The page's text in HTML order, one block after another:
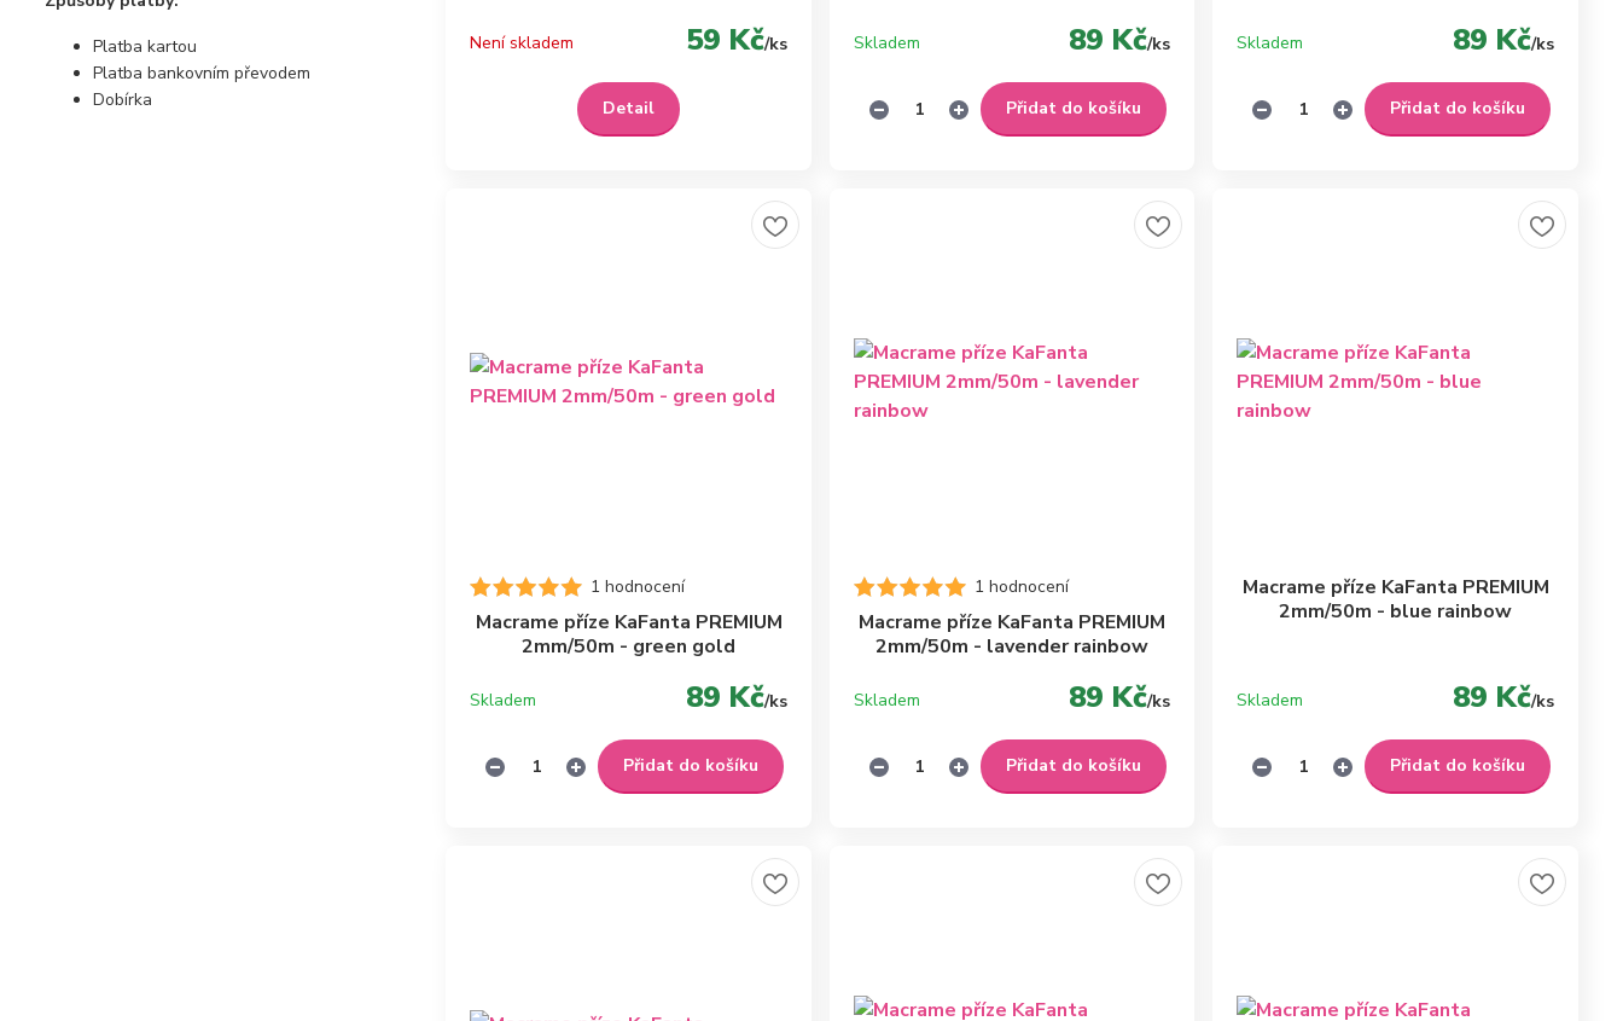
59 Kč/ks
Není skladem
Detail
89 Kč/ks
Skladem
Přidat do košíku
89 Kč/ks
Skladem
Přidat do košíku
1 hodnocení
Macrame příze KaFanta PREMIUM
2mm/50m - green gold
89 Kč/ks
Skladem
Přidat do košíku
1 hodnocení
Macrame příze KaFanta PREMIUM
2mm/50m - lavender rainbow
89 Kč/ks
Skladem
Přidat do košíku
Macrame příze KaFanta PREMIUM
2mm/50m - blue rainbow
89 Kč/ks
Skladem
Přidat do košíku
Platba kartou
Platba bankovním převodem
Dobírka